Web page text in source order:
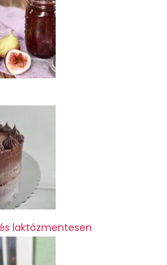
laktózmentesen